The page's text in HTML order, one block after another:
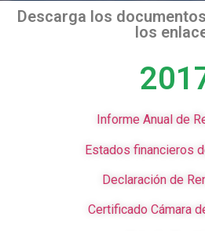
Descarga los
los
Informe Anual de
Estados financieros
Declaración de
Certificado Cámara